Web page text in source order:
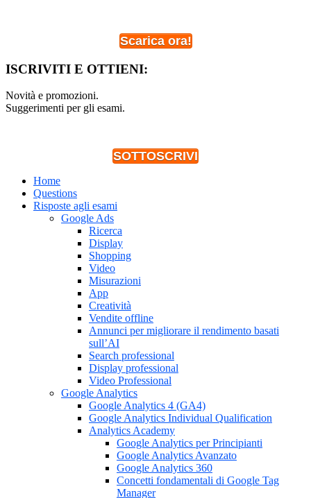
Scarica ora!
ISCRIVITI E OTTIENI:
Novità e promozioni.
Suggerimenti per gli esami.
SOTTOSCRIVI
Home
Questions
Risposte agli esami
Google Ads
Ricerca
Display
Shopping
Video
Misurazioni
App
Creatività
Vendite offline
Annunci per migliorare il rendimento basati
sull’AI
Search professional
Display professional
Video Professional
Google Analytics
Google Analytics 4 (GA4)
Google Analytics Individual Qualification
Analytics Academy
Google Analytics per Principianti
Google Analytics Avanzato
Google Analytics 360
Concetti fondamentali di Google Tag
Manager